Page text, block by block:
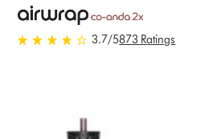
3.7 estrelas de 5 em 873 Ratings
3.7/5873 Ratings